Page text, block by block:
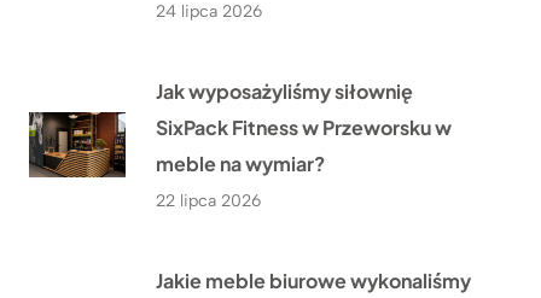
24 lipca 2026
Jak wyposażyliśmy siłownię
SixPack Fitness w Przeworsku w
meble na wymiar?
22 lipca 2026
Jakie meble biurowe wykonaliśmy